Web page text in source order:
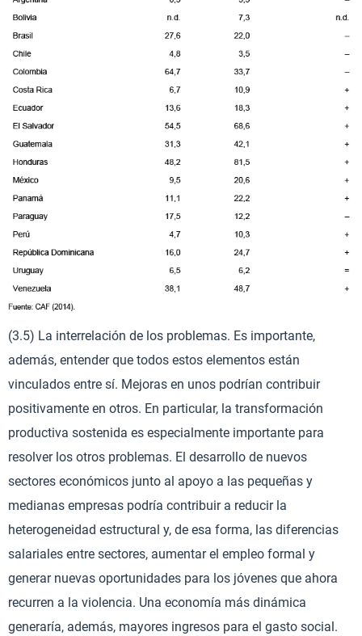
(3.5) La interrelación de los problemas. Es importante,
además, entender que todos estos elementos están
vinculados entre sí. Mejoras en unos podrían contribuir
positivamente en otros. En particular, la transformación
productiva sostenida es especialmente importante para
resolver los otros problemas. El desarrollo de nuevos
sectores económicos junto al apoyo a las pequeñas y
medianas empresas podría contribuir a reducir la
heterogeneidad estructural y, de esa forma, las diferencias
salariales entre sectores, aumentar el empleo formal y
generar nuevas oportunidades para los jóvenes que ahora
recurren a la violencia. Una economía más dinámica
generaría, además, mayores ingresos para el gasto social.